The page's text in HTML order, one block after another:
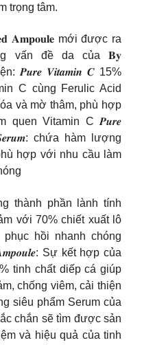
trọng tâm.
𝐀𝐦𝐩𝐨𝐮𝐥𝐞 mới được ra
vấn đề da của 𝐁𝐲
𝑷𝒖𝒓𝒆 𝑽𝒊𝒕𝒂𝒎𝒊𝒏 𝑪 15%
C cùng Ferulic Acid
và mờ thâm, phù hợp
quen Vitamin C 𝑷𝒖𝒓𝒆
chứa hàm lượng
hợp với nhu cầu làm
thành phần lành tính
với 70% chiết xuất lô
hồi nhanh chóng
𝑨𝒎𝒑𝒐𝒖𝒍𝒆: Sự kết hợp của
tinh chất diếp cá giúp
chống viêm, cải thiện
siêu phẩm Serum của
chắn sẽ tìm được sản
và hiệu quả của tinh